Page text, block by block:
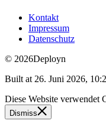
Kontakt
Impressum
Datenschutz
© 2026Deployn
Built at 26. Juni 2026,
Diese Website verwendet
Dismiss